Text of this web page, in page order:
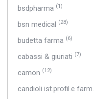
bsdpharma (1)
bsn medical (28)
budetta farma (6)
cabassi & giuriati (7)
camon (12)
candioli ist.profil.e farm.